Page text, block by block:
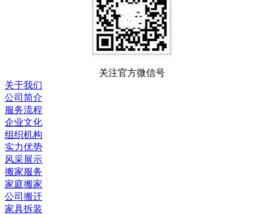
关注官方微信号
关于我们
公司简介
服务流程
企业文化
组织机构
实力优势
风采展示
搬家服务
家庭搬家
公司搬迁
家具拆装